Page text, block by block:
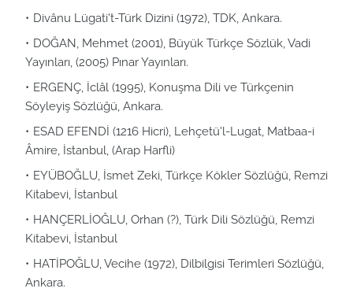
Divânu Lügati't-Türk Dizini (1972), TDK, Ankara.
DOĞAN, Mehmet (2001), Büyük Türkçe Sözlük, Vadi
Yayınları, (2005) Pınar Yayınları.
ERGENÇ, İclâl (1995), Konuşma Dili ve Türkçenin
Söyleyiş Sözlüğü, Ankara.
ESAD EFENDİ (1216 Hicri), Lehçetü'l-Lugat, Matbaa-i
Âmire, İstanbul, (Arap Harfli)
EYÜBOĞLU, İsmet Zeki, Türkçe Kökler Sözlüğü, Remzi
Kitabevi, İstanbul
HANÇERLİOĞLU, Orhan (?), Türk Dili Sözlüğü, Remzi
Kitabevi, İstanbul
HATİPOĞLU, Vecihe (1972), Dilbilgisi Terimleri Sözlüğü,
Ankara.